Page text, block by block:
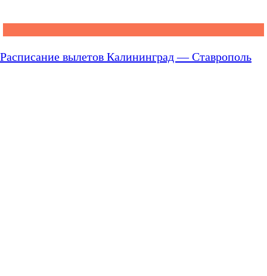
Расписание вылетов Калининград — Ставрополь